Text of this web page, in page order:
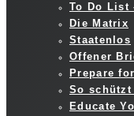
To Do List
Die Matrix
Staatenlos
Offener
Prepare
So schützt
Educate